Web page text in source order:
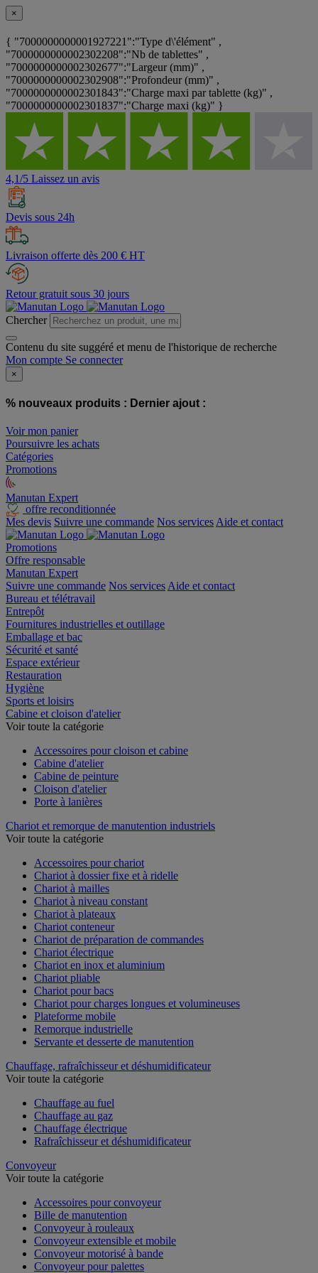
×
{ "7000000000001927221":"Type d\'élément" ,
"7000000000002302208":"Nb de tablettes" ,
"7000000000002302677":"Largeur (mm)" ,
"7000000000002302908":"Profondeur (mm)" ,
"7000000000002301843":"Charge maxi par tablette (kg)" ,
"7000000000002301837":"Charge maxi (kg)" }
4,1/5 Laissez un avis
Devis sous 24h
Livraison offerte dès 200 € HT
Retour gratuit sous 30 jours
Chercher
Contenu du site suggéré et menu de l'historique de recherche
Mon compte Se connecter
×
% nouveaux produits : Dernier ajout :
Voir mon panier
Poursuivre les achats
Catégories
Promotions
Manutan Expert
offre reconditionnée
Mes devis Suivre une commande Nos services Aide et contact
Promotions
Offre responsable
Manutan Expert
Suivre une commande Nos services Aide et contact
Bureau et télétravail
Entrepôt
Fournitures industrielles et outillage
Emballage et bac
Sécurité et santé
Espace extérieur
Restauration
Hygiène
Sports et loisirs
Cabine et cloison d'atelier
Voir toute la catégorie
Accessoires pour cloison et cabine
Cabine d'atelier
Cabine de peinture
Cloison d'atelier
Porte à lanières
Chariot et remorque de manutention industriels
Voir toute la catégorie
Accessoires pour chariot
Chariot à dossier fixe et à ridelle
Chariot à mailles
Chariot à niveau constant
Chariot à plateaux
Chariot conteneur
Chariot de préparation de commandes
Chariot électrique
Chariot en inox et aluminium
Chariot pliable
Chariot pour bacs
Chariot pour charges longues et volumineuses
Plateforme mobile
Remorque industrielle
Servante et desserte de manutention
Chauffage, rafraîchisseur et déshumidificateur
Voir toute la catégorie
Chauffage au fuel
Chauffage au gaz
Chauffage électrique
Rafraîchisseur et déshumidificateur
Convoyeur
Voir toute la catégorie
Accessoires pour convoyeur
Bille de manutention
Convoyeur à rouleaux
Convoyeur extensible et mobile
Convoyeur motorisé à bande
Convoyeur pour palettes